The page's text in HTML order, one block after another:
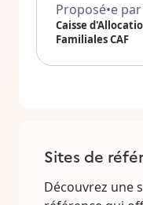
Proposé•e par
Caisse
Familiales CAF
Sites de
Découvrez une